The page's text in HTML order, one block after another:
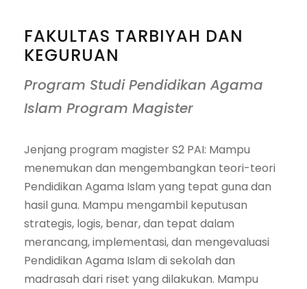
FAKULTAS TARBIYAH DAN
KEGURUAN
Program Studi Pendidikan Agama
Islam Program Magister
Jenjang program magister S2 PAI: Mampu
menemukan dan mengembangkan teori-teori
Pendidikan Agama Islam yang tepat guna dan
hasil guna. Mampu mengambil keputusan
strategis, logis, benar, dan tepat dalam
merancang, implementasi, dan mengevaluasi
Pendidikan Agama Islam di sekolah dan
madrasah dari riset yang dilakukan. Mampu